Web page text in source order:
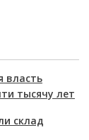
власть
тысячу лет
склад